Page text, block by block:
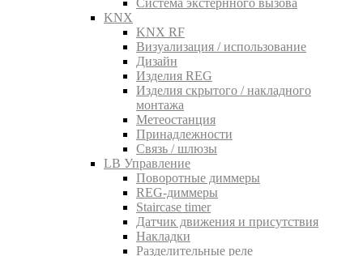
Система экстернного вызова
KNX
KNX RF
Визуализация / использование
Дизайн
Изделия REG
Изделия скрытого / накладного
монтажа
Метеостанция
Принадлежности
Связь / шлюзы
LB Управление
Поворотные диммеры
REG-диммеры
Staircase timer
Датчик движения и присутствия
Накладки
Разделительные реле